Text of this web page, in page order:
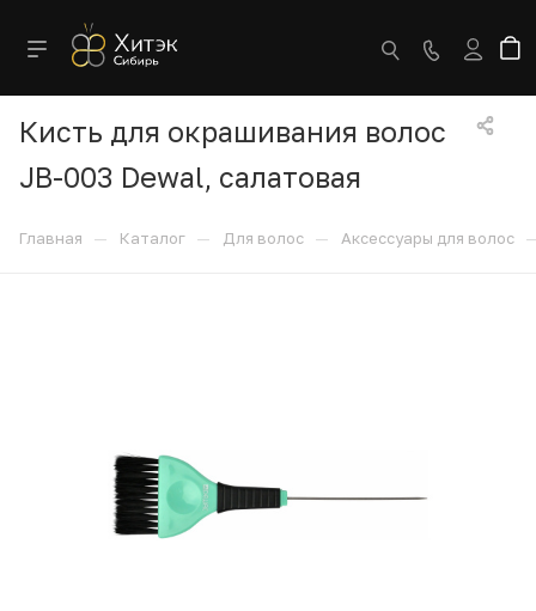
Кисть для окрашивания волос
JB-003 Dewal, салатовая
Главная — Каталог — Для волос — Аксессуары для волос